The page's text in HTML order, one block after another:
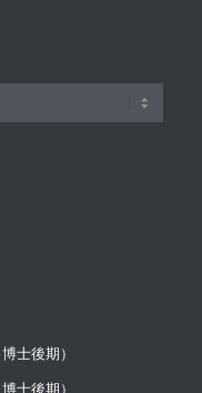
士後期）
士後期）